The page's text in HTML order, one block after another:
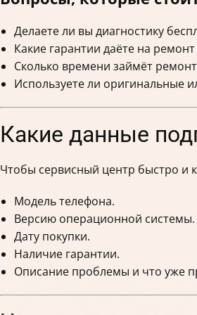
Делаете ли вы диагностику
Какие гарантии даёте на
Сколько времени займёт
Используете ли оригинальные
Какие данные
Чтобы сервисный центр быстро и
Модель телефона.
Версию операционной системы.
Дату покупки.
Наличие гарантии.
Описание проблемы и что уже